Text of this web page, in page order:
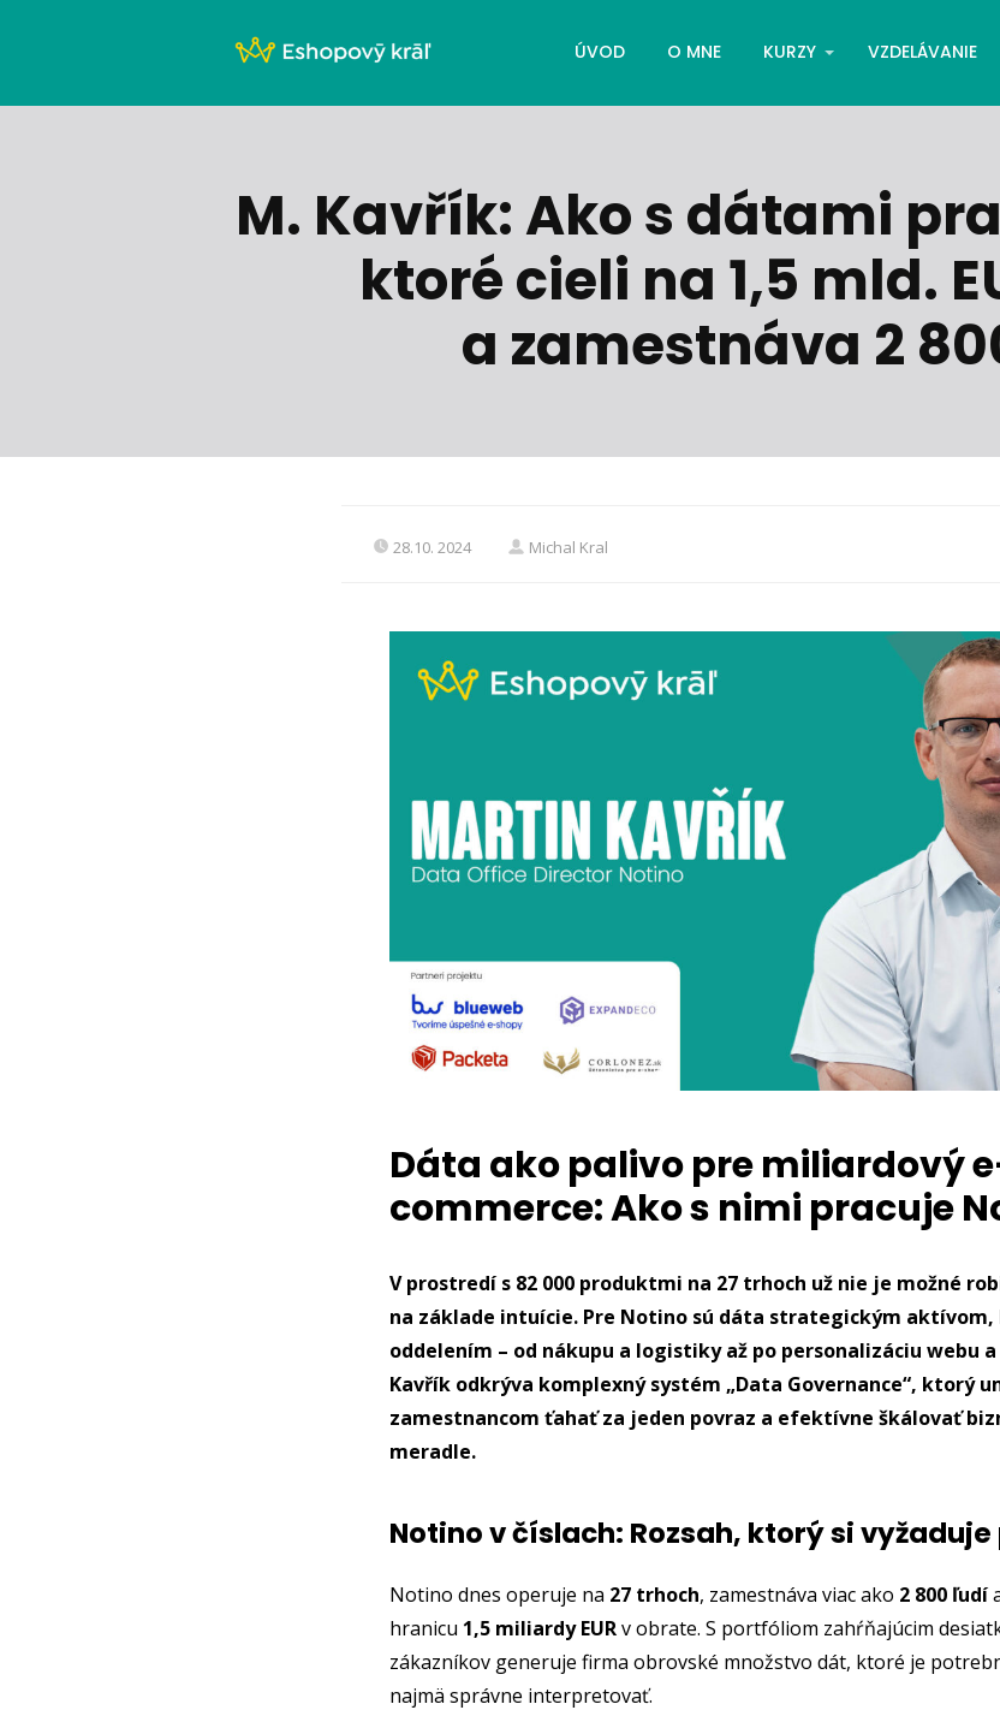
ÚVOD O MNE KURZY VZDELÁVANIE
M. Kavřík: Ako s dátami
ktoré cieli na 1,5 mld.
a zamestnáva 2
28.10. 2024 Michal Kral
Dáta ako palivo pre miliardový
commerce: Ako s nimi pracuje
V prostredí s 82 000 produktmi na 27 trhoch už nie je možné
na základe intuície. Pre Notino sú dáta strategickým
oddelením – od nákupu a logistiky až po personalizáciu webu
Kavřík odkrýva komplexný systém „Data Governance“, ktorý
zamestnancom ťahať za jeden povraz a efektívne škálovať
meradle.
Notino v číslach: Rozsah, ktorý si
Notino dnes operuje na 27 trhoch, zamestnáva viac ako 2 800 ľudí
hranicu 1,5 miliardy EURv obrate. S portfóliom zahŕňajúcim
zákazníkov generuje firma obrovské množstvo dát, ktoré je
najmä správne interpretovať.